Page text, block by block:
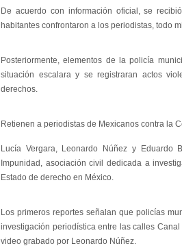
De acuerdo con información oficial, se
habitantes confrontaron a los periodistas, todo
Posteriormente, elementos de la policía
situación escalara y se registraran actos
derechos.
Retienen a periodistas de Mexicanos contra la
Lucía Vergara, Leonardo Núñez y
Impunidad, asociación civil dedicada a
Estado de derecho en México.
Los primeros reportes señalan que policías
investigación periodística entre las calles
video grabado por Leonardo Núñez.